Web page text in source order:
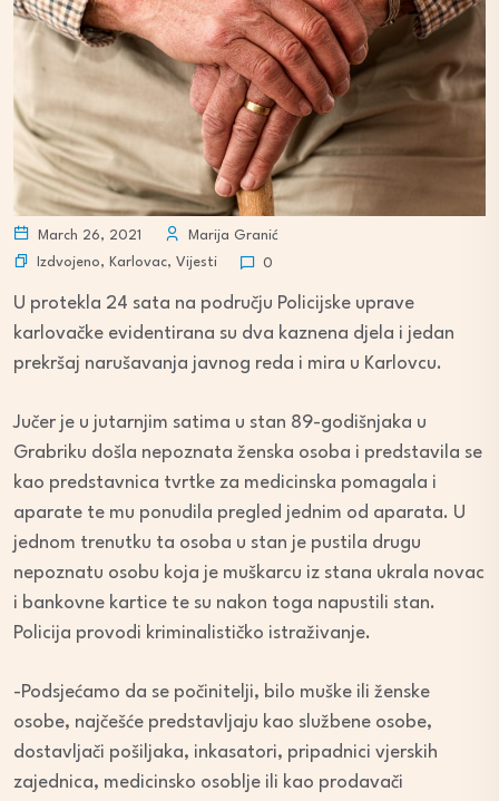
March 26, 2021
Marija Granić
Izdvojeno, Karlovac, Vijesti 0
U protekla 24 sata na području Policijske uprave
karlovačke evidentirana su dva kaznena djela i jedan
prekršaj narušavanja javnog reda i mira u Karlovcu.
Jučer je u jutarnjim satima u stan 89-godišnjaka u
Grabriku došla nepoznata ženska osoba i predstavila se
kao predstavnica tvrtke za medicinska pomagala i
aparate te mu ponudila pregled jednim od aparata. U
jednom trenutku ta osoba u stan je pustila drugu
nepoznatu osobu koja je muškarcu iz stana ukrala novac
i bankovne kartice te su nakon toga napustili stan.
Policija provodi kriminalističko istraživanje.
-Podsjećamo da se počinitelji, bilo muške ili ženske
osobe, najčešće predstavljaju kao službene osobe,
dostavljači pošiljaka, inkasatori, pripadnici vjerskih
zajednica, medicinsko osoblje ili kao prodavači